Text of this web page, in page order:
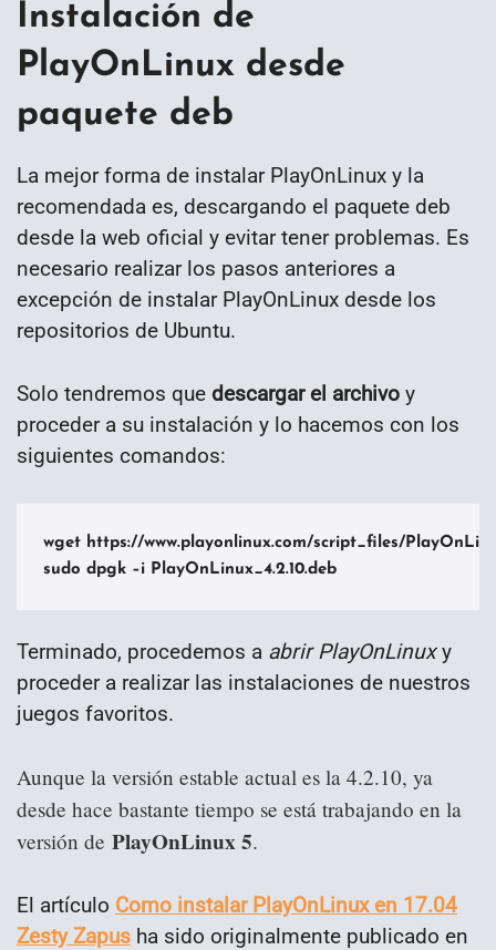
Instalación de
PlayOnLinux desde
paquete deb
La mejor forma de instalar PlayOnLinux y la
recomendada es, descargando el paquete deb
desde la web oficial y evitar tener problemas. Es
necesario realizar los pasos anteriores a
excepción de instalar PlayOnLinux desde los
repositorios de Ubuntu.
Solo tendremos que descargar el archivo y
proceder a su instalación y lo hacemos con los
siguientes comandos:
wget https://www.playonlinux.com/script_files/
sudo dpgk –i PlayOnLinux_4.2.10.deb
Terminado, procedemos a abrir PlayOnLinuxy
proceder a realizar las instalaciones de nuestros
juegos favoritos.
Aunque la versión estable actual es la 4.2.10, ya
desde hace bastante tiempo se está trabajando en la
versión de PlayOnLinux 5.
El artículo Como instalar PlayOnLinux en 17.04
Zesty Zapus ha sido originalmente publicado en